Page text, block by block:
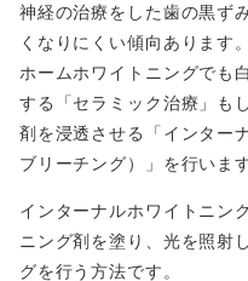
神経の治療をした歯の黒ず
くなりにくい傾向あります
ホームホワイトニングでも
する「セラミック治療」も
剤を浸透させる「インター
ブリーチング）」を行います
インターナルホワイトニン
ニング剤を塗り、光を照射
グを行う方法です。